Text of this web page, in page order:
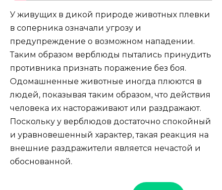
У живущих в дикой природе животных плевки
в соперника означали угрозу и
предупреждение о возможном нападении.
Таким образом верблюды пытались принудить
противника признать поражение без боя.
Одомашненные животные иногда плюются в
людей, показывая таким образом, что действия
человека их настораживают или раздражают.
Поскольку у верблюдов достаточно спокойный
и уравновешенный характер, такая реакция на
внешние раздражители является нечастой и
обоснованной.